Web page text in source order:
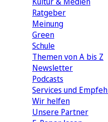
Ratgeber
Meinung
Green
Schule
Themen von A bis Z
Newsletter
Podcasts
Services und
Wir helfen
Unsere Partner